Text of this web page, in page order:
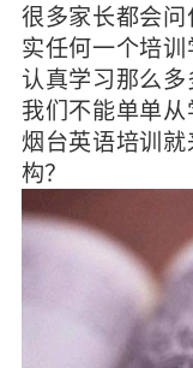
很多家长都会
实任何一个培
认真学习那么
我们不能单单
烟台英语培训
构？